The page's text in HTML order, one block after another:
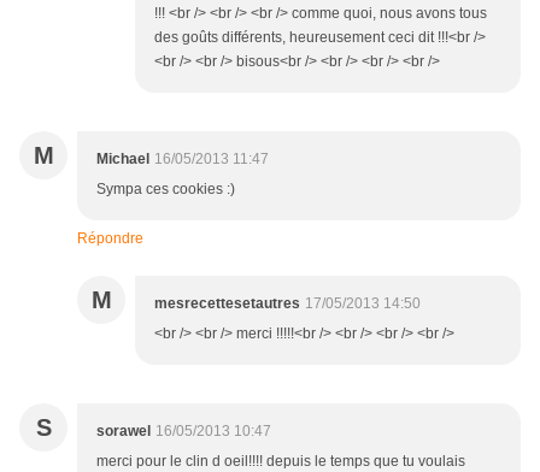
!!! <br /> <br /> <br /> comme quoi, nous avons tous
des goûts différents, heureusement ceci dit !!!<br />
<br /> <br /> bisous<br /> <br /> <br /> <br />
M Michael 16/05/2013 11:47
Sympa ces cookies :)
Répondre
M mesrecettesetautres 17/05/2013 14:50
<br /> <br /> merci !!!!!<br /> <br /> <br /> <br />
S sorawel 16/05/2013 10:47
merci pour le clin d oeil!!!! depuis le temps que tu voulais